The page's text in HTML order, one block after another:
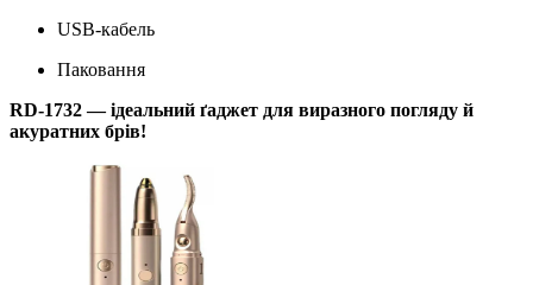
USB-кабель
Паковання
RD-1732 — ідеальний ґаджет для виразного погляду й
акуратних брів!